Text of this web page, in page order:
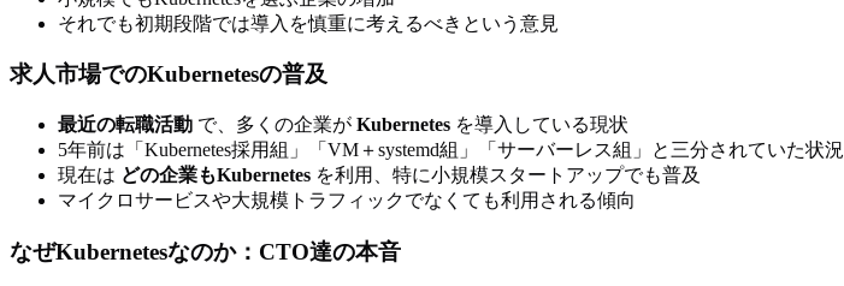
それでも初期段階では導入を慎重に考えるべきという意見
求人市場でのKubernetesの普及
最近の転職活動 で、多くの企業が Kubernetes を導入している現状
5年前は「Kubernetes採用組」「VM＋systemd組」「サーバーレス組」と三分されていた状況
現在は どの企業もKubernetes を利用、特に小規模スタートアップでも普及
マイクロサービスや大規模トラフィックでなくても利用される傾向
なぜKubernetesなのか：CTO達の本音